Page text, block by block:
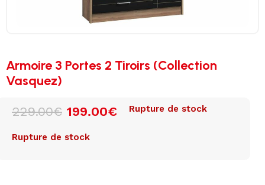
Armoire 3 Portes 2 Tiroirs (Collection
Vasquez)
229.00€ 199.00€ Rupture de stock
Rupture de stock